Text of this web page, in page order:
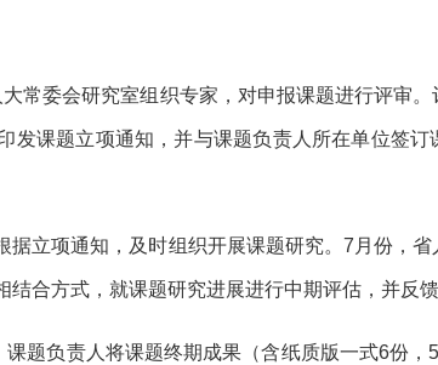
常委会研究室组织专家，对申报课题进行评审。
发课题立项通知，并与课题负责人所在单位签订
据立项通知，及时组织开展课题研究。7月份，省
合方式，就课题研究进展进行中期评估，并反馈
课题负责人将课题终期成果（含纸质版一式6份，